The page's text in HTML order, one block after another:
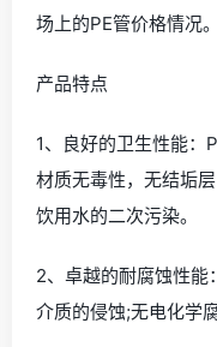
场上的PE管价格情况。
产品特点
1、良好的卫生性能：
材质无毒性，无结垢
饮用水的二次污染。
2、卓越的耐腐蚀性能
介质的侵蚀;无电化学腐